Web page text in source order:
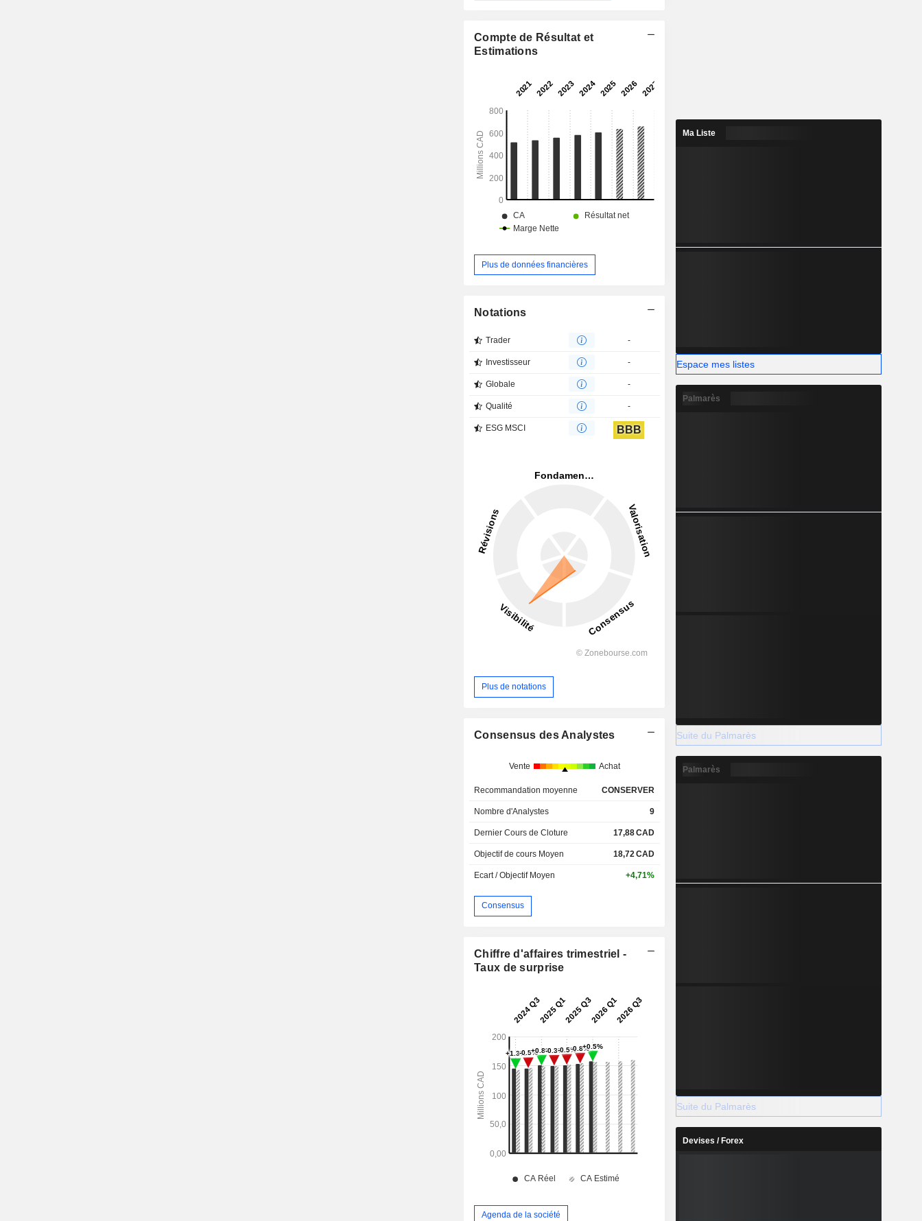
de 31 millions de pieds carrés de superficie
brute (SB), composés principalement
à bail net situés partout au Canada. Ses types
d’immeubles comprennent des immeubles en
développement, des immeubles industriels, des
immeubles à usage mixte, des immeubles à
locataires multiples et des immeubles à
locataire unique. Ses immeubles sont situés
dans diverses régions, telles que l’Ouest
canadien, le Canada atlantique, l’Ontario et le
Compte de Résultat et
Estimations
Plus de données financières
Notations
Trader -
Investisseur -
Globale -
Qualité -
ESG MSCI BBB
Plus de notations
Consensus des Analystes
Vente Achat
Recommandation moyenne CONSERVER
Nombre d'Analystes 9
Dernier Cours de Cloture 17,88CAD
Objectif de cours Moyen 18,72 CAD
Ecart / Objectif Moyen +4,71%
Consensus
Chiffre d'affaires trimestriel -
Taux de surprise
Agenda de la société
Ma Liste
Espace mes listes
Palmarès
Suite du Palmarès
Palmarès
Suite du Palmarès
Devises / Forex